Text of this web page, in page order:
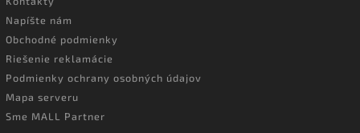
Napíšte nám
Obchodné podmienky
Riešenie reklamácie
Podmienky ochrany osobných údajov
Mapa serveru
Sme MALL Partner